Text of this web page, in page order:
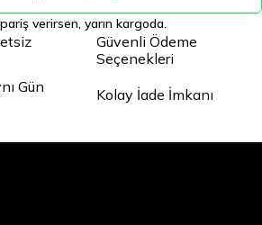
verirsen, yarın kargoda.
Güvenli Ödeme
Seçenekleri
Gün
Kolay İade İmkanı